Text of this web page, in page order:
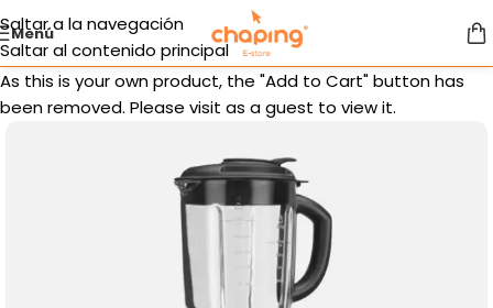
Saltar a la navegación
Saltar al contenido principal
Menú
As this is your own product, the "Add to Cart" button has
been removed. Please visit as a guest to view it.